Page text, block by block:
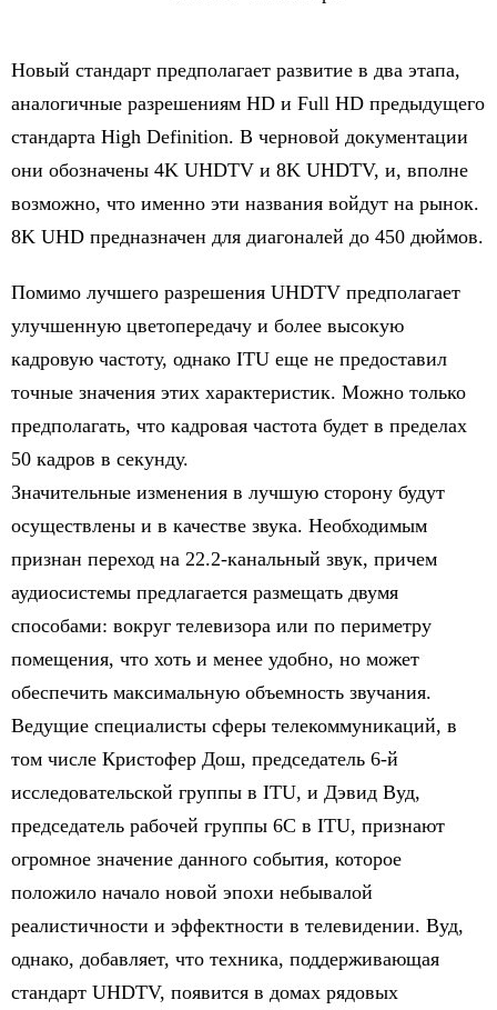
Новый стандарт предполагает развитие в два этапа,
аналогичные разрешениям HD и Full HD предыдущего
стандарта High Definition. В черновой документации
они обозначены 4K UHDTV и 8K UHDTV, и, вполне
возможно, что именно эти названия войдут на рынок.
8K UHD предназначен для диагоналей до 450 дюймов.
Помимо лучшего разрешения UHDTV предполагает
улучшенную цветопередачу и более высокую
кадровую частоту, однако ITU еще не предоставил
точные значения этих характеристик. Можно только
предполагать, что кадровая частота будет в пределах
50 кадров в секунду.
Значительные изменения в лучшую сторону будут
осуществлены и в качестве звука. Необходимым
признан переход на 22.2-канальный звук, причем
аудиосистемы предлагается размещать двумя
способами: вокруг телевизора или по периметру
помещения, что хоть и менее удобно, но может
обеспечить максимальную объемность звучания.
Ведущие специалисты сферы телекоммуникаций, в
том числе Кристофер Дош, председатель 6-й
исследовательской группы в ITU, и Дэвид Вуд,
председатель рабочей группы 6C в ITU, признают
огромное значение данного события, которое
положило начало новой эпохи небывалой
реалистичности и эффектности в телевидении. Вуд,
однако, добавляет, что техника, поддерживающая
стандарт UHDTV, появится в домах рядовых